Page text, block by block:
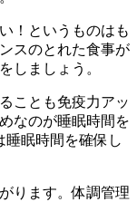
！というものはも
スのとれた食事が
しましょう。
ことも免疫力アッ
なのが睡眠時間を
睡眠時間を確保し
ります。体調管理